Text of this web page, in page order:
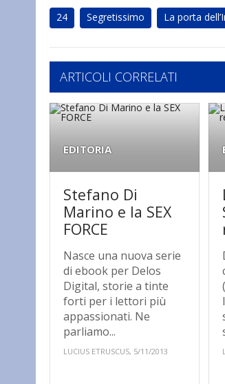
24
Segretissimo La porta
ARTICOLI CORRELATI
EDITORIA
Stefano Di
Marino e la SEX
FORCE
Nasce una nuova serie
di ebook per Delos
Digital, storie a tinte
forti per i lettori più
appassionati. Ne
parliamo...
LUCIUS ETRUSCUS, 5/11/2013